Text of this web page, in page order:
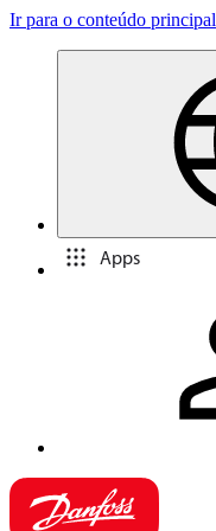
Ir para o conteúdo principal
Apps